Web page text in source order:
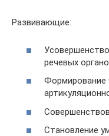
Развивающие:
речевых
Формирование
Становление